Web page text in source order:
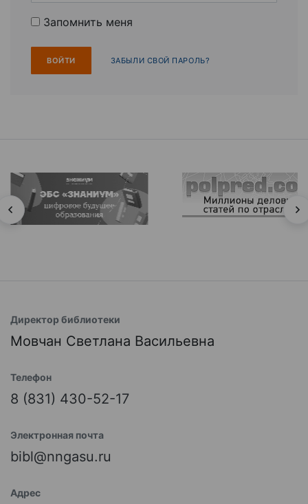
Запомнить меня
ЗАБЫЛИ СВОЙ ПАРОЛЬ?
Директор библиотеки
Мовчан Светлана Васильевна
Телефон
8 (831) 430-52-17
Электронная почта
bibl@nngasu.ru
Адрес